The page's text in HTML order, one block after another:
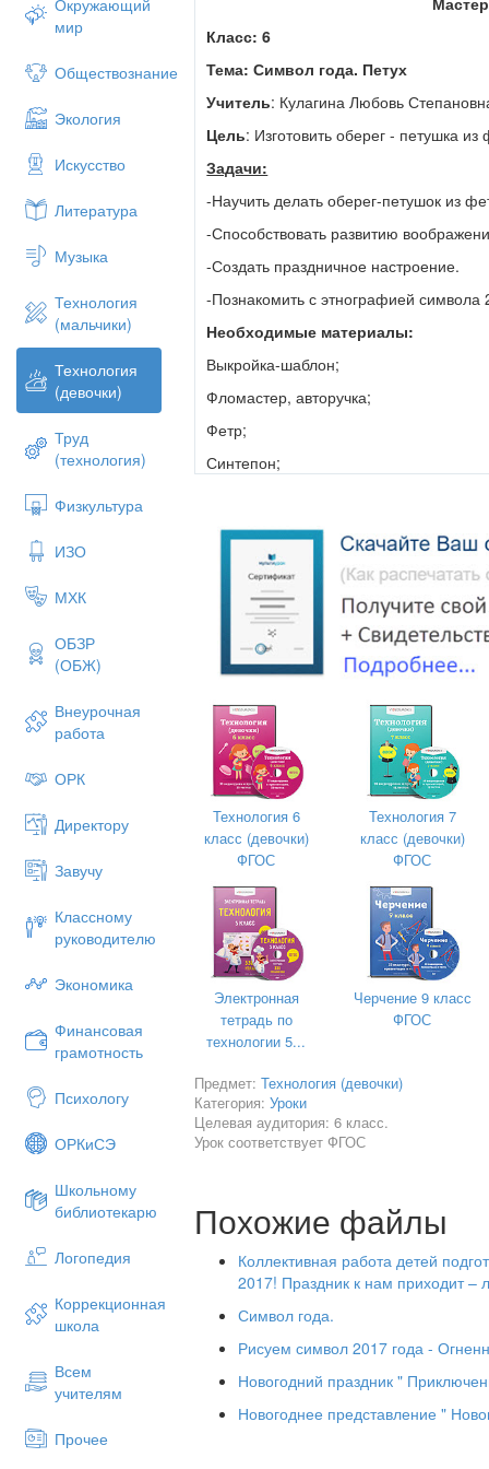
Окружающий
мир
Обществознание
Экология
Искусство
Литература
Музыка
Технология
(мальчики)
Технология
(девочки)
Труд
(технология)
Физкультура
ИЗО
МХК
ОБЗР
(ОБЖ)
Внеурочная
работа
ОРК
Директору
Завучу
Классному
руководителю
Экономика
Финансовая
грамотность
Психологу
ОРКиСЭ
Школьному
библиотекарю
Логопедия
Коррекционная
школа
Всем
учителям
Прочее
Подскажите, что дальше будем
приклеим Что надо делать? Ученики:
необходимо повторить правила
работа Выполнение работы (звучит
своего петушка Похвалить петушка Чем
Класс: 6
Тема: Символ года. Петух
Учитель: Кулагина Любовь
Цель: Изготовить оберег - петушка из
Задачи:
-Научить делать оберег-петушок из
-Способствовать развитию
-Создать праздничное настроение.
-Познакомить с этнографией символа
Необходимые материалы:
Выкройка-шаблон;
Фломастер, авторучка;
Фетр;
Синтепон;
Швейная игла;
Нитки мулине;
Бисер;
Клеевой пистолет.
1.Организационный момент (2 мин.)
2.Теоретическая часть (10 мин.)
3.Практическая часть (30 мин.)
4.Заключительная часть (3 мин.)
5.Подведение итога мастер - класса.
Ход
цель: создание положительной
Приветствие, подготовка к занятию
. Теоретическая часть
Отгадайте загадку
Технология 6
класс (девочки)
ФГОС
Технология 7
класс (девочки)
ФГОС
Электронная
тетрадь по
технологии 5...
Черчение 9 класс
ФГОС
Предмет:Технология (девочки)
Категория:Уроки
Целевая аудитория: 6 класс.
Урок соответствует ФГОС
Похожие файлы
Коллективная работа детей
2017! Праздник к нам приходит
Символ года.
Рисуем символ 2017 года -
Новогодний праздник "
Новогоднее представление "